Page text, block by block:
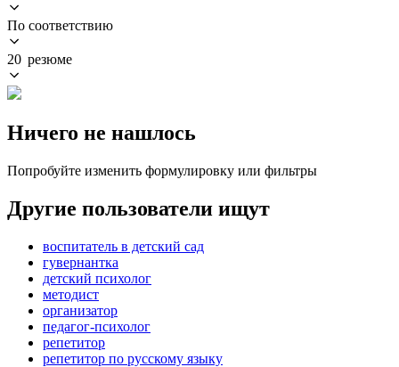
По соответствию
20 резюме
Ничего не нашлось
Попробуйте изменить формулировку или фильтры
Другие пользователи ищут
воспитатель в детский сад
гувернантка
детский психолог
методист
организатор
педагог-психолог
репетитор
репетитор по русскому языку